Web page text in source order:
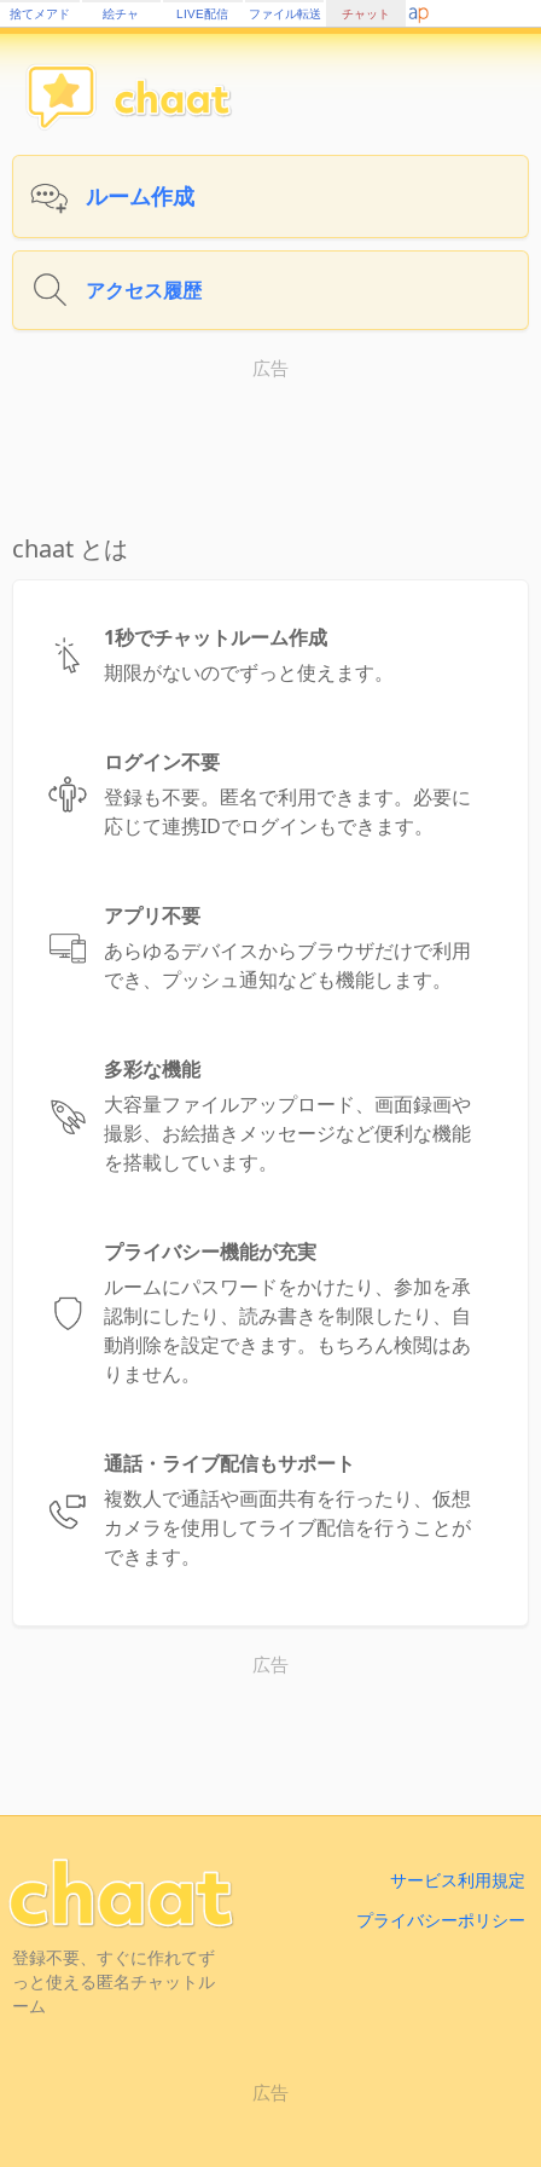
捨てメアド 絵チャ LIVE配信 ファイル転送 チャット
ルーム作成
アクセス履歴
広告
chaat とは
1秒でチャットルーム作成
期限がないのでずっと使えます。
ログイン不要
登録も不要。匿名で利用できます。必要に
応じて連携IDでログインもできます。
アプリ不要
あらゆるデバイスからブラウザだけで利用
でき、プッシュ通知なども機能します。
多彩な機能
大容量ファイルアップロード、画面録画や
撮影、お絵描きメッセージなど便利な機能
を搭載しています。
プライバシー機能が充実
ルームにパスワードをかけたり、参加を承
認制にしたり、読み書きを制限したり、自
動削除を設定できます。もちろん検閲はあ
りません。
通話・ライブ配信もサポート
複数人で通話や画面共有を行ったり、仮想
カメラを使用してライブ配信を行うことが
できます。
広告
登録不要、すぐに作れてず
っと使える匿名チャットル
ーム
サービス利用規定
プライバシーポリシー
広告